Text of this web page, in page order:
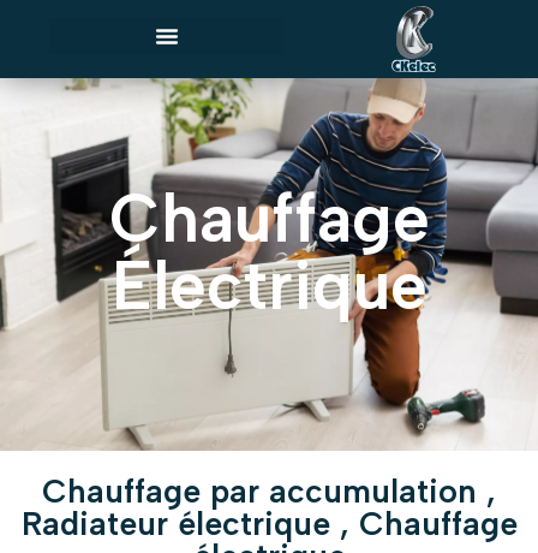
Chauffage
Électrique
Chauffage par accumulation ,
Radiateur électrique , Chauffage